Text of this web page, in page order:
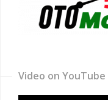
Video on YouTube